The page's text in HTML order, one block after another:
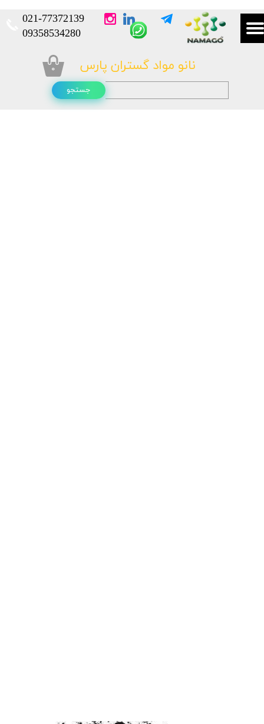
نانو مواد گستران پارس
021-77372139​​​​​​​
​​​​​​​09358534280
جستجو
۰